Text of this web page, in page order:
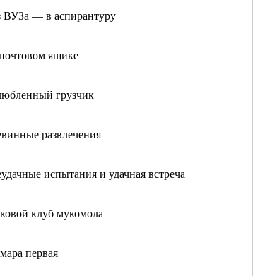
ВУЗа — в аспирантуру
ящике
грузчик
развлечения
испытания и удачная встреча
клуб мукомола
первая